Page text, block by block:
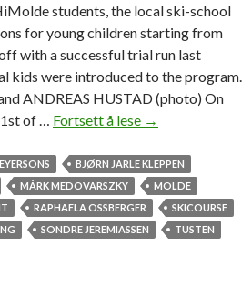
t
o
r
i
e
s
students, the local ski-school
for young children starting from
with a successful trial run last
kids were introduced to the program.
ANDREAS HUSTAD (photo) On
of … Fortsett å lese S
u
d
e
n
→
BJØRN JARLE KLEPPEN
MÁRK MEDOVARSZKY
MOLDE
RAPHAELA OSSBERGER
SKICOURSE
SONDRE JEREMIASSEN
TUSTEN